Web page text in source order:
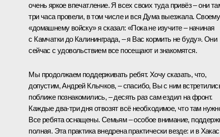
очень яркое впечатление. Я всех своих туда привёз – они
три часа провели, в том числе и вся Дума выезжала. Своему
«домашнему войску» я сказал: «Пока не изучите – начиная
с Камчатки до Калининграда, – я Вас кормить не буду». Они
сейчас с удовольствием все посещают и знакомятся.
Мы продолжаем поддерживать ребят. Хочу сказать, что,
допустим, Андрей Клычков, – спасибо, Вы с ним
поближе познакомились, – десять раз сам ездил на фронт.
Каждые два-три дня отвозят всё необходимое, что там
Все ребята оснащены. Семьям – особое внимание,
полная. Эта практика внедрена практически везде: и в